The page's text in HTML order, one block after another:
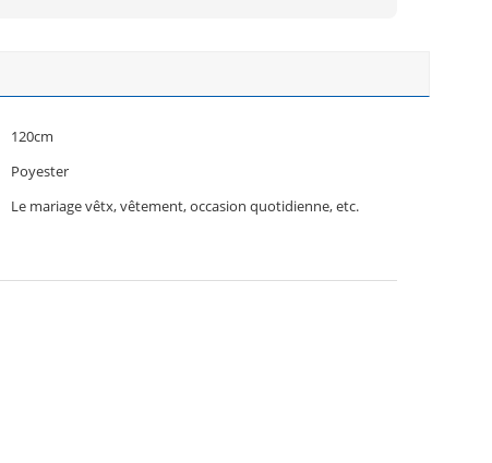
120cm
Poyester
Le mariage vêtx, vêtement, occasion quotidienne, etc.